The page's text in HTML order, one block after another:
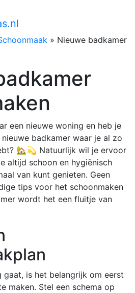
» Nieuwe badkamer
een nieuwe woning en heb je
badkamer waar je al zo
🏡💫 Natuurlijk wil je ervoor
altijd schoon en hygiënisch
van kunt genieten. Geen
tips voor het schoonmaken
wordt het een fluitje van
gaat, is het belangrijk om eerst
maken. Stel een schema op